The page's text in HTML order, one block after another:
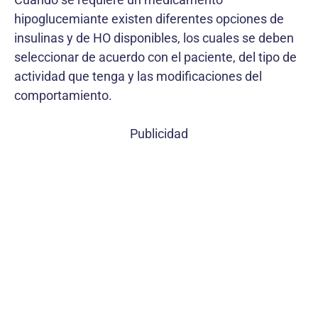
hipoglucemiante existen diferentes opciones de
insulinas y de HO disponibles, los cuales se deben
seleccionar de acuerdo con el paciente, del tipo de
actividad que tenga y las modificaciones del
comportamiento.
Publicidad